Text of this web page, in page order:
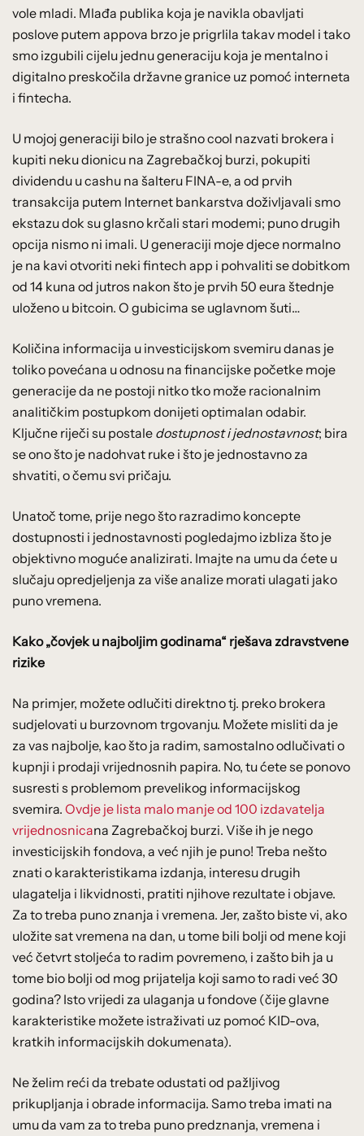
vole mladi. Mlađa publika koja je navikla obavljati
poslove putem appova brzo je prigrlila takav model i tako
smo izgubili cijelu jednu generaciju koja je mentalno i
digitalno preskočila državne granice uz pomoć interneta
i fintecha.
U mojoj generaciji bilo je strašno cool nazvati brokera i
kupiti neku dionicu na Zagrebačkoj burzi, pokupiti
dividendu u cashu na šalteru FINA-e, a od prvih
transakcija putem Internet bankarstva doživljavali smo
ekstazu dok su glasno krčali stari modemi; puno drugih
opcija nismo ni imali. U generaciji moje djece normalno
je na kavi otvoriti neki fintech app i pohvaliti se dobitkom
od 14 kuna od jutros nakon što je prvih 50 eura štednje
uloženo u bitcoin. O gubicima se uglavnom šuti…
Količina informacija u investicijskom svemiru danas je
toliko povećana u odnosu na financijske početke moje
generacije da ne postoji nitko tko može racionalnim
analitičkim postupkom donijeti optimalan odabir.
Ključne riječi su postale dostupnost i jednostavnost; bira
se ono što je nadohvat ruke i što je jednostavno za
shvatiti, o čemu svi pričaju.
Unatoč tome, prije nego što razradimo koncepte
dostupnosti i jednostavnosti pogledajmo izbliza što je
objektivno moguće analizirati. Imajte na umu da ćete u
slučaju opredjeljenja za više analize morati ulagati jako
puno vremena.
Kako „čovjek u najboljim godinama“ rješava zdravstvene
rizike
Na primjer, možete odlučiti direktno tj. preko brokera
sudjelovati u burzovnom trgovanju. Možete misliti da je
za vas najbolje, kao što ja radim, samostalno odlučivati o
kupnji i prodaji vrijednosnih papira. No, tu ćete se ponovo
susresti s problemom prevelikog informacijskog
svemira. Ovdje je lista malo manje od 100 izdavatelja
vrijednosnicana Zagrebačkoj burzi. Više ih je nego
investicijskih fondova, a već njih je puno! Treba nešto
znati o karakteristikama izdanja, interesu drugih
ulagatelja i likvidnosti, pratiti njihove rezultate i objave.
Za to treba puno znanja i vremena. Jer, zašto biste vi, ako
uložite sat vremena na dan, u tome bili bolji od mene koji
već četvrt stoljeća to radim povremeno, i zašto bih ja u
tome bio bolji od mog prijatelja koji samo to radi već 30
godina? Isto vrijedi za ulaganja u fondove (čije glavne
karakteristike možete istraživati uz pomoć KID-ova,
kratkih informacijskih dokumenata).
Ne želim reći da trebate odustati od pažljivog
prikupljanja i obrade informacija. Samo treba imati na
umu da vam za to treba puno predznanja, vremena i